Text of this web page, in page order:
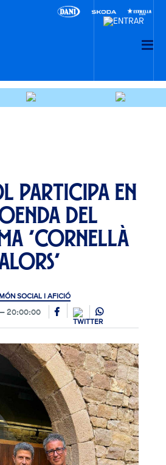
participa en
del
’Cornellà
SOCIAL I AFICIÓ
20:00:00